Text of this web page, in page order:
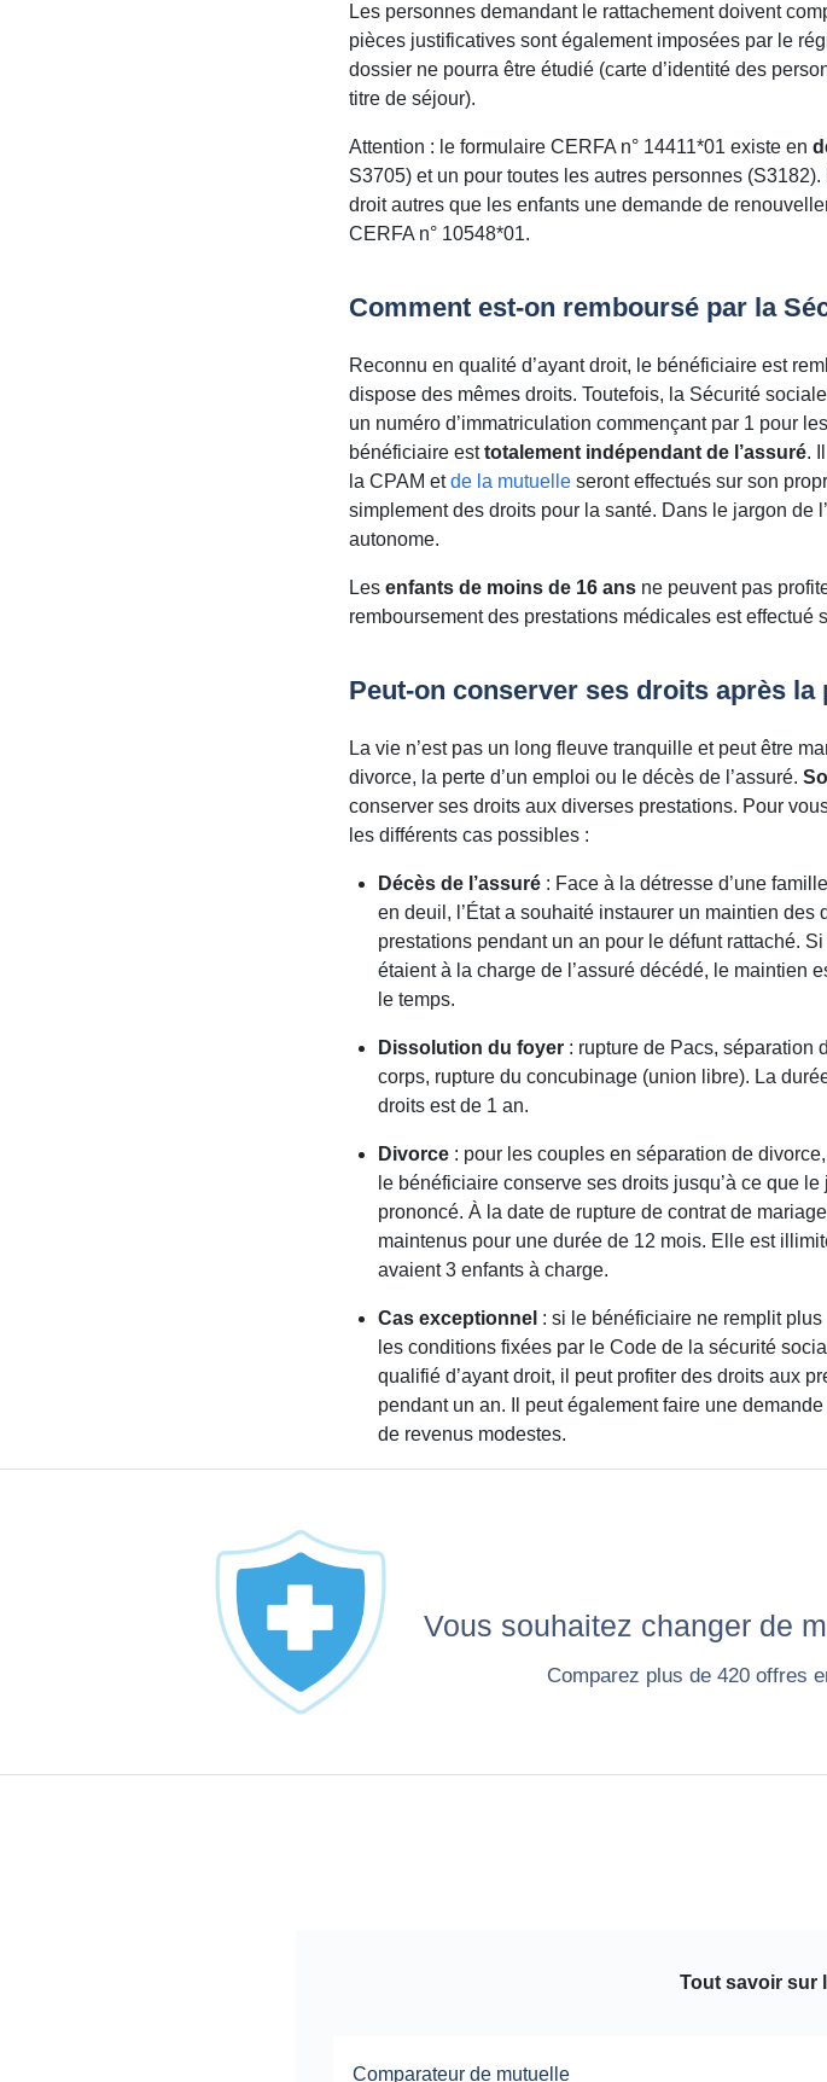
Les personnes demandant le rattachement doivent
pièces justificatives sont également imposées par le
dossier ne pourra être étudié (carte d’identité des
titre de séjour).
Attention : le formulaire CERFA n° 14411*01 existe en
S3705) et un pour toutes les autres personnes
droit autres que les enfants une demande de
CERFA n° 10548*01.
Comment est-on remboursé par la
Reconnu en qualité d’ayant droit, le bénéficiaire est
dispose des mêmes droits. Toutefois, la Sécurité
un numéro d’immatriculation commençant par 1 pour
bénéficiaire esttotalement indépendant de l’assuré.
la CPAM etde la mutuelleseront effectués sur son
simplement des droits pour la santé. Dans le jargon de
autonome.
Les enfants de moins de 16 ansne peuvent pas
remboursement des prestations médicales est effectué
Peut-on conserver ses droits après la
La vie n’est pas un long fleuve tranquille et peut être
divorce, la perte d’un emploi ou le décès de l’assuré.
conserver ses droits aux diverses prestations. Pour
les différents cas possibles :
Décès de l’assuré: Face à la détresse d’une famille
en deuil, l’État a souhaité instaurer un maintien des
prestations pendant un an pour le défunt rattaché.
étaient à la charge de l’assuré décédé, le maintien
le temps.
Dissolution du foyer: rupture de Pacs, séparation
corps, rupture du concubinage (union libre). La
droits est de 1 an.
Divorce: pour les couples en séparation de divorce,
le bénéficiaire conserve ses droits jusqu’à ce que le
prononcé. À la date de rupture de contrat de
maintenus pour une durée de 12 mois. Elle est
avaient 3 enfants à charge.
Cas exceptionnel : si le bénéficiaire ne remplit plus
les conditions fixées par le Code de la sécurité
qualifié d’ayant droit, il peut profiter des droits aux
pendant un an. Il peut également faire une
de revenus modestes.
Vous souhaitez changer de
Comparez plus de 420 offres
Tout savoir sur
Comparateur de mutuelle